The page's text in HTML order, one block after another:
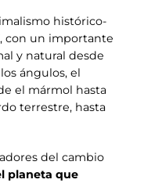
histórico-
con un importante
y natural desde
ángulos, el
el mármol hasta
terrestre, hasta
del cambio
planeta que